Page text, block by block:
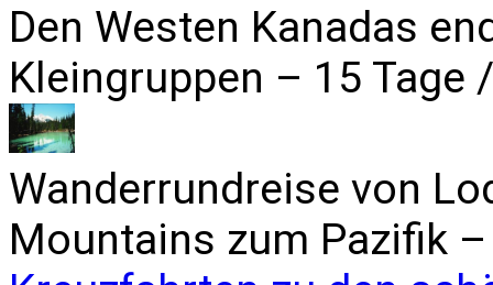
Den Westen Kanadas
Kleingruppen – 15 Tage
Wanderrundreise von
Mountains zum Pazifik